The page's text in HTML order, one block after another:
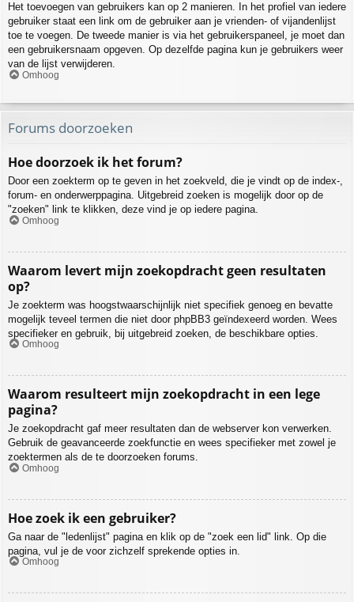
Het toevoegen van gebruikers kan op 2 manieren. In het profiel van iedere
gebruiker staat een link om de gebruiker aan je vrienden- of vijandenlijst
toe te voegen. De tweede manier is via het gebruikerspaneel, je moet dan
een gebruikersnaam opgeven. Op dezelfde pagina kun je gebruikers weer
van de lijst verwijderen.
Omhoog
Forums doorzoeken
Hoe doorzoek ik het forum?
Door een zoekterm op te geven in het zoekveld, die je vindt op de index-,
forum- en onderwerppagina. Uitgebreid zoeken is mogelijk door op de
"zoeken" link te klikken, deze vind je op iedere pagina.
Omhoog
Waarom levert mijn zoekopdracht geen resultaten
op?
Je zoekterm was hoogstwaarschijnlijk niet specifiek genoeg en bevatte
mogelijk teveel termen die niet door phpBB3 geïndexeerd worden. Wees
specifieker en gebruik, bij uitgebreid zoeken, de beschikbare opties.
Omhoog
Waarom resulteert mijn zoekopdracht in een lege
pagina?
Je zoekopdracht gaf meer resultaten dan de webserver kon verwerken.
Gebruik de geavanceerde zoekfunctie en wees specifieker met zowel je
zoektermen als de te doorzoeken forums.
Omhoog
Hoe zoek ik een gebruiker?
Ga naar de "ledenlijst" pagina en klik op de "zoek een lid" link. Op die
pagina, vul je de voor zichzelf sprekende opties in.
Omhoog